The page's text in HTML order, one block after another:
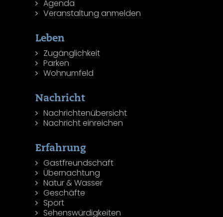
Agenda
Veranstaltung anmelden
Leben
Zugänglichkeit
Parken
Wohnumfeld
Nachricht
Nachrichtenübersicht
Nachricht einreichen
Erfahrung
Gastfreundschaft
Übernachtung
Natur & Wasser
Geschäfte
Sport
Sehenswürdigkeiten